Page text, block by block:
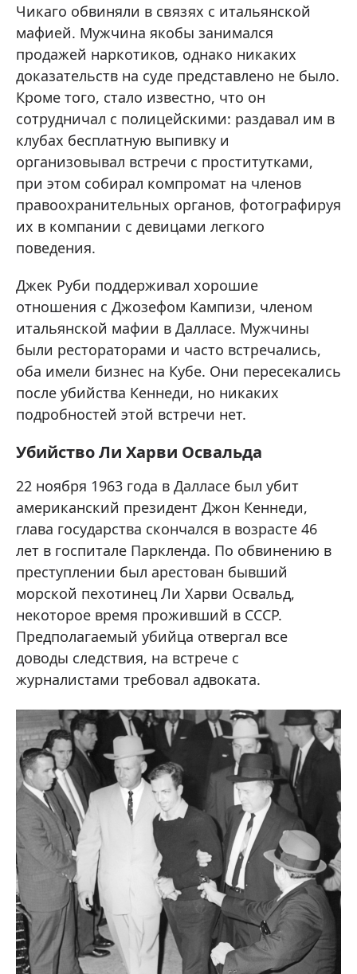
Чикаго обвиняли в связях с итальянской
мафией. Мужчина якобы занимался
продажей наркотиков, однако никаких
доказательств на суде представлено не было.
Кроме того, стало известно, что он
сотрудничал с полицейскими: раздавал им в
клубах бесплатную выпивку и
организовывал встречи с проститутками,
при этом собирал компромат на членов
правоохранительных органов, фотографируя
их в компании с девицами легкого
поведения.
Джек Руби поддерживал хорошие
отношения с Джозефом Кампизи, членом
итальянской мафии в Далласе. Мужчины
были рестораторами и часто встречались,
оба имели бизнес на Кубе. Они пересекались
после убийства Кеннеди, но никаких
подробностей этой встречи нет.
Убийство Ли Харви Освальда
22 ноября 1963 года в Далласе был убит
американский президент Джон Кеннеди,
глава государства скончался в возрасте 46
лет в госпитале Паркленда. По обвинению в
преступлении был арестован бывший
морской пехотинец Ли Харви Освальд,
некоторое время проживший в СССР.
Предполагаемый убийца отвергал все
доводы следствия, на встрече с
журналистами требовал адвоката.